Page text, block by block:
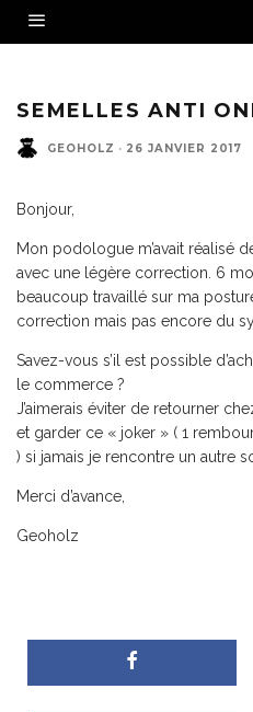
SEMELLES ANTI
GEOHOLZ · 26 JANVIER 2017
Bonjour,
Mon podologue m’avait réalisé
avec une légère correction. 6
beaucoup travaillé sur ma
correction mais pas encore du
Savez-vous s’il est possible
le commerce ?
J’aimerais éviter de retourner
et garder ce « joker » ( 1
) si jamais je rencontre un autre
Merci d’avance,
Geoholz